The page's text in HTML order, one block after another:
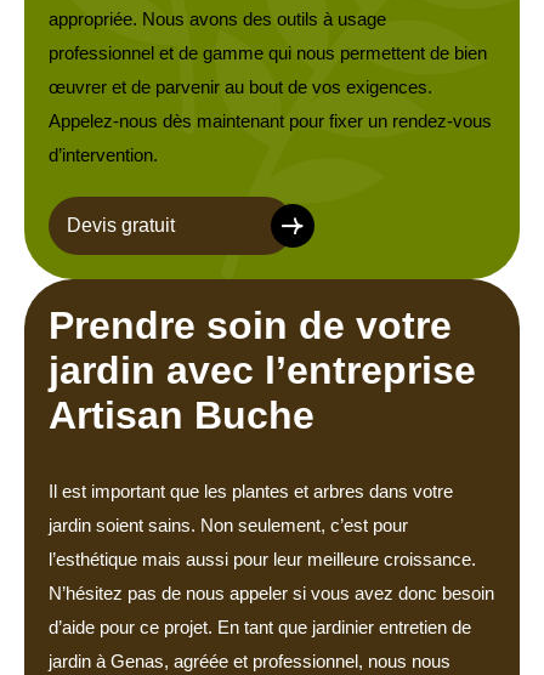
appropriée. Nous avons des outils à usage
professionnel et de gamme qui nous permettent de bien
œuvrer et de parvenir au bout de vos exigences.
Appelez-nous dès maintenant pour fixer un rendez-vous
d’intervention.
Devis gratuit
Prendre soin de votre
jardin avec l’entreprise
Artisan Buche
Il est important que les plantes et arbres dans votre
jardin soient sains. Non seulement, c’est pour
l’esthétique mais aussi pour leur meilleure croissance.
N’hésitez pas de nous appeler si vous avez donc besoin
d’aide pour ce projet. En tant que jardinier entretien de
jardin à Genas, agréée et professionnel, nous nous